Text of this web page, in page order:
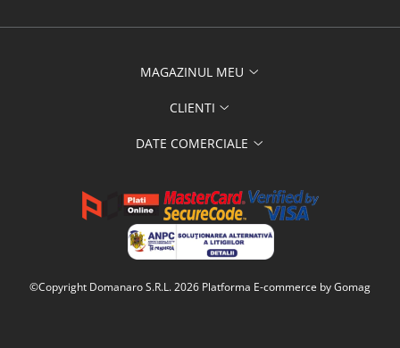
MAGAZINUL MEU
CLIENTI
DATE COMERCIALE
©Copyright Domanaro S.R.L. 2026 Platforma E-commerce by Gomag